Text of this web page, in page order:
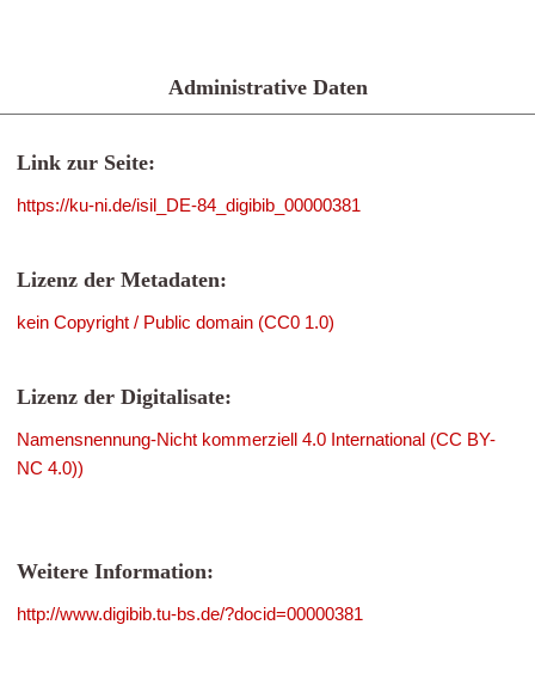
Administrative Daten
Link zur Seite:
https://ku-ni.de/isil_DE-84_digibib_00000381
Lizenz der Metadaten:
kein Copyright / Public domain (CC0 1.0)
Lizenz der Digitalisate:
Namensnennung-Nicht kommerziell 4.0 International (CC BY-
NC 4.0))
Weitere Information:
http://www.digibib.tu-bs.de/?docid=00000381